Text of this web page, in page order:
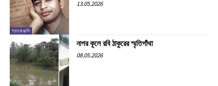
শ্রদ্ধাঞ্জলি
13.05.2026
নাগর কূলে রবি ঠাকুরের স্মৃতিগাঁথা
08.05.2026